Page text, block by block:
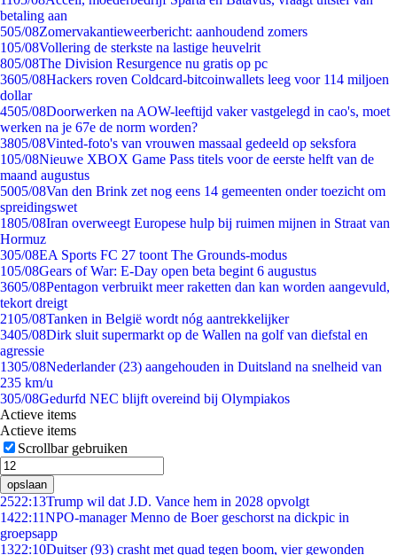
betaling aan
505/08Zomervakantieweerbericht: aanhoudend zomers
105/08Vollering de sterkste na lastige heuvelrit
805/08The Division Resurgence nu gratis op pc
3605/08Hackers roven Coldcard-bitcoinwallets leeg voor 114 miljoen
dollar
4505/08Doorwerken na AOW-leeftijd vaker vastgelegd in cao's, moet
werken na je 67e de norm worden?
3805/08Vinted-foto's van vrouwen massaal gedeeld op seksfora
105/08Nieuwe XBOX Game Pass titels voor de eerste helft van de
maand augustus
5005/08Van den Brink zet nog eens 14 gemeenten onder toezicht om
spreidingswet
1805/08Iran overweegt Europese hulp bij ruimen mijnen in Straat van
Hormuz
305/08EA Sports FC 27 toont The Grounds-modus
105/08Gears of War: E-Day open beta begint 6 augustus
3605/08Pentagon verbruikt meer raketten dan kan worden aangevuld,
tekort dreigt
2105/08Tanken in België wordt nóg aantrekkelijker
3405/08Dirk sluit supermarkt op de Wallen na golf van diefstal en
agressie
1305/08Nederlander (23) aangehouden in Duitsland na snelheid van
235 km/u
305/08Gedurfd NEC blijft overeind bij Olympiakos
Actieve items
Actieve items
Scrollbar gebruiken
opslaan
2522:13Trump wil dat J.D. Vance hem in 2028 opvolgt
1422:11NPO-manager Menno de Boer geschorst na dickpic in
groepsapp
1322:10Duitser (93) crasht met quad tegen boom, vier gewonden